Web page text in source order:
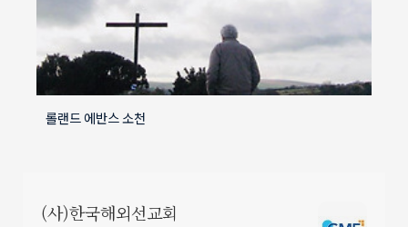
롤랜드 에반스 소천
(사)한국해외선교회